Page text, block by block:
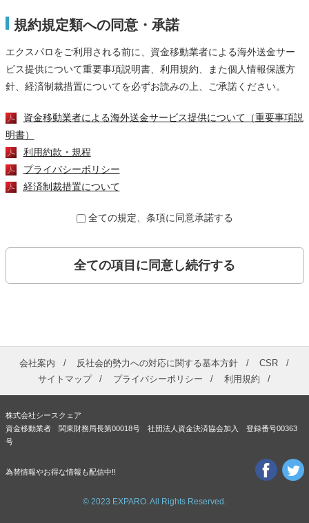
規約規定類への同意・承諾
エクスパロをご利用される前に、資金移動業者による海外送金サー
ビス提供について重要事項説明書、利用規約、また個人情報保護方
針、経済制裁措置についてを必ずお読みの上、ご承諾ください。
資金移動業者による海外送金サービス提供について（重要事項説
明書）
利用約款・規程
プライバシーポリシー
経済制裁措置について
全ての規定、条項に同意承諾する
全ての項目に同意し続行する
会社案内 反社会的勢力への対応に関する基本方針
CSR
サイトマップ
プライバシーポリシー 利用規約
株式会社シースクェア
資金移動業者 関東財務局長第00018号 社団法人資金決済協会加入 登録番号00363
号
為替情報やお得な情報も配信中!!
© 2023 EXPARO. All Rights Reserved.